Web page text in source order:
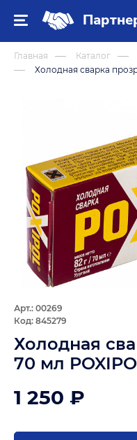
Главная Каталог
Холодная сварка
Арт.: 00269
Код: 845279
Холодная
70 мл
1 250 ₽